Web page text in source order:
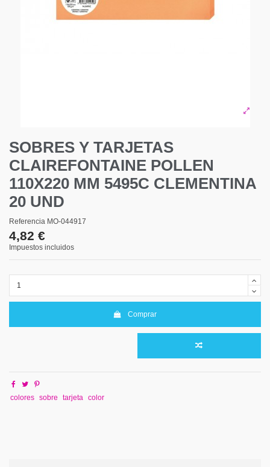
SOBRES Y TARJETAS
CLAIREFONTAINE POLLEN
110X220 MM 5495C CLEMENTINA
20 UND
Referencia MO-044917
4,82 €
Impuestos incluidos
Comprar
colores sobre tarjeta color